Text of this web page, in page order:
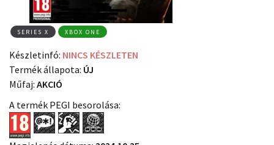
SERIES X XBOX ONE
Készletinfó: NINCS KÉSZLETEN
Termék állapota: ÚJ
Műfaj: AKCIÓ
A termék PEGI besorolása: